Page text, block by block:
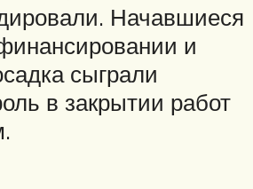
Начавшиеся
и
сыграли
в закрытии работ